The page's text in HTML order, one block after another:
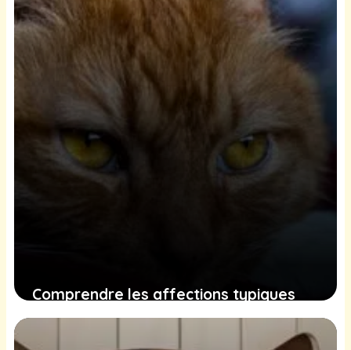
29 décembre 2024
Comprendre les affections typiques
des chats âgés pour mieux les